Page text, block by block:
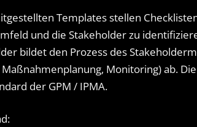
Templates stellen
und die Stakeholder zu
bildet den Prozess des
Maßnahmenplanung, Monitoring) ab.
der GPM / IPMA.